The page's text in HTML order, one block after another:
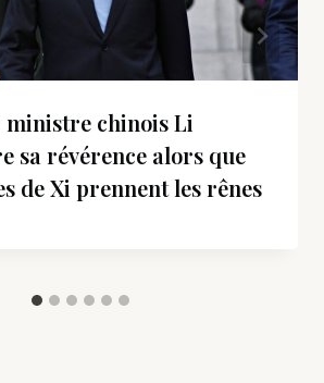
ministre chinois Li
sa révérence alors que
de Xi prennent les rênes